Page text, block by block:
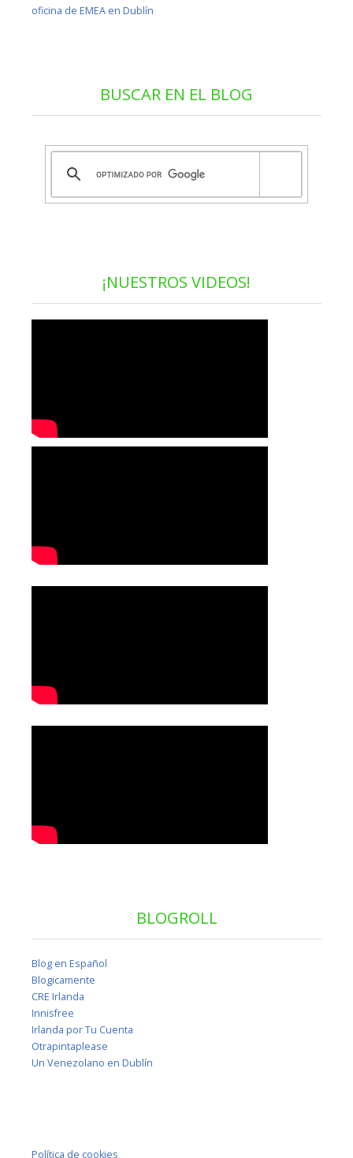
oficina de EMEA en Dublín
BUSCAR EN EL BLOG
¡NUESTROS VIDEOS!
BLOGROLL
Blog en Español
Blogicamente
CRE Irlanda
Innisfree
Irlanda por Tu Cuenta
Otrapintaplease
Un Venezolano en Dublín
Política de cookies